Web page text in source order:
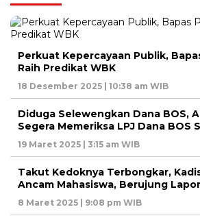
Perkuat Kepercayaan Publik,
Raih Predikat WBK
18 Desember 2025 | 10:38 am WIB
Diduga Selewengkan Dana BOS,
Segera Memeriksa LPJ Dana BOS
19 Maret 2025 | 3:15 am WIB
Takut Kedoknya Terbongkar,
Ancam Mahasiswa, Berujung
8 Maret 2025 | 9:08 pm WIB